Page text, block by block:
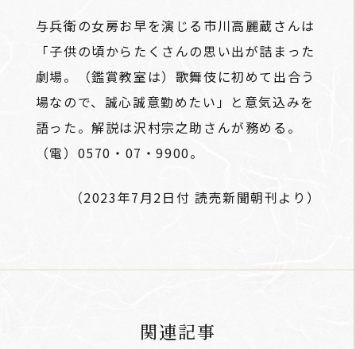
与兵衛の女房お早を演じる市川高麗蔵さんは
「子供の頃からたくさんの思い出が詰まった
劇場。（鑑賞教室は）歌舞伎に初めて出合う
場なので、誠心誠意勤めたい」と意気込みを
語った。解説は沢村宗之助さんが務める。
（電）0570・07・9900。
（2023年7月2日付 読売新聞朝刊より）
関連記事